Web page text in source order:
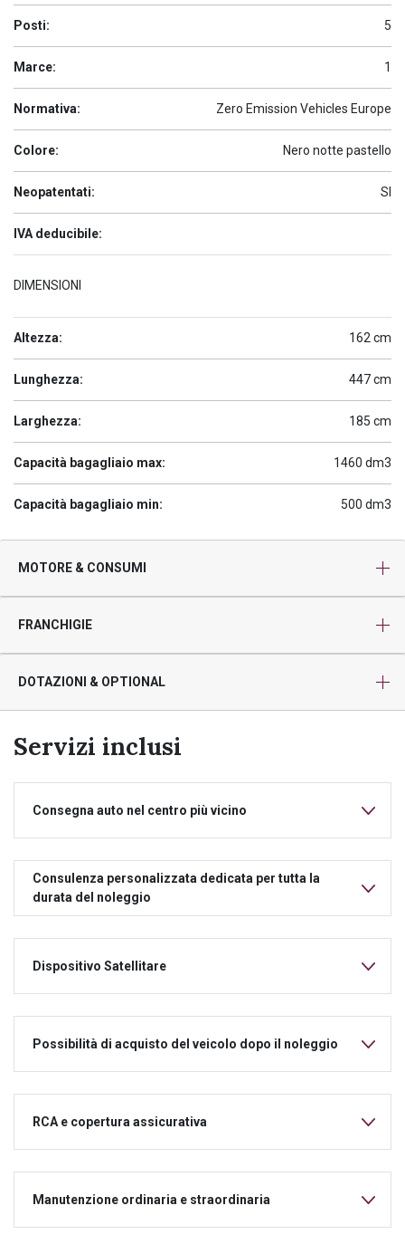
Posti: 5
Marce: 1
Normativa: Zero Emission Vehicles Europe
Colore: Nero notte pastello
Neopatentati: SI
IVA deducibile:
DIMENSIONI
Altezza: 162 cm
Lunghezza: 447 cm
Larghezza: 185 cm
Capacità bagagliaio max: 1460 dm3
Capacità bagagliaio min: 500 dm3
MOTORE & CONSUMI
FRANCHIGIE
DOTAZIONI & OPTIONAL
Servizi inclusi
Consegna auto nel centro più vicino
Consulenza personalizzata dedicata per tutta la
durata del noleggio
Dispositivo Satellitare
Possibilità di acquisto del veicolo dopo il noleggio
RCA e copertura assicurativa
Manutenzione ordinaria e straordinaria